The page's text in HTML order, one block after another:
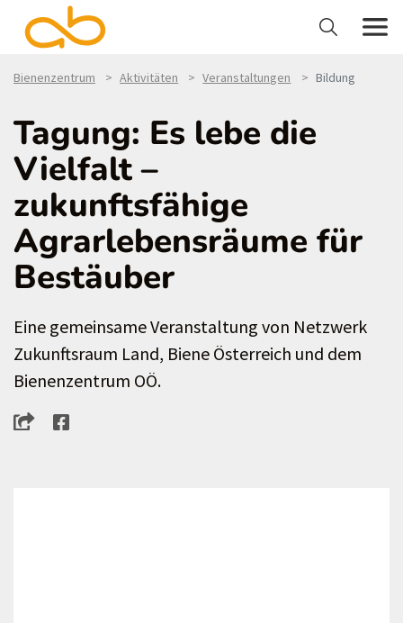
Bienenzentrum Aktivitäten Veranstaltungen Bildung
Tagung: Es lebe die
Vielfalt –
zukunftsfähige
Agrarlebensräume für
Bestäuber
Eine gemeinsame Veranstaltung von Netzwerk
Zukunftsraum Land, Biene Österreich und dem
Bienenzentrum OÖ.